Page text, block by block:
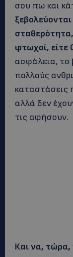
σου πω και
σταθερότητα,
φτωχοί, είτε
ασφάλεια, το
πολλούς
καταστάσεις
αλλά δεν
τις αφήσουν.
Και να, τώρα,